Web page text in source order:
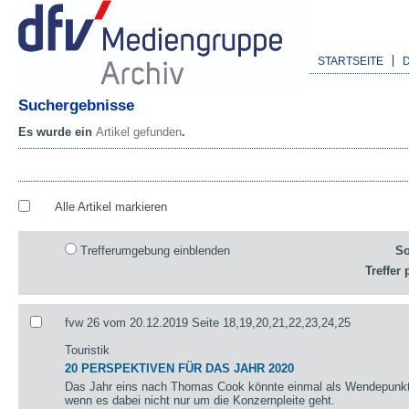
STARTSEITE
Suchergebnisse
Es wurde ein Artikel gefunden.
Alle Artikel markieren
Trefferumgebung einblenden
Treffer
fvw 26 vom 20.12.2019 Seite 18,19,20,21,22,23,24,25
Touristik
20 PERSPEKTIVEN FÜR DAS JAHR 2020
Das Jahr eins nach Thomas Cook könnte einmal als
wenn es dabei nicht nur um die Konzernpleite geht.